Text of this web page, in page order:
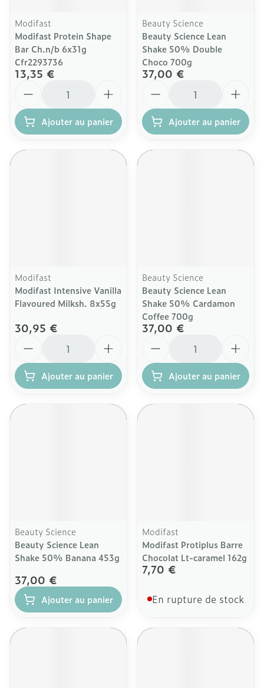
Modifast
Modifast Protein Shape
Bar Ch.n/b 6x31g
Cfr2293736
13,35 €
Ajouter au panier
Beauty Science
Beauty Science Lean
Shake 50% Double
Choco 700g
37,00 €
Ajouter au panier
Modifast
Modifast Intensive Vanilla
Flavoured Milksh. 8x55g
30,95 €
Ajouter au panier
Beauty Science
Beauty Science Lean
Shake 50% Cardamon
Coffee 700g
37,00 €
Ajouter au panier
Beauty Science
Beauty Science Lean
Shake 50% Banana 453g
37,00 €
Ajouter au panier
Modifast
Modifast Protiplus Barre
Chocolat Lt-caramel 162g
7,70 €
En rupture de stock